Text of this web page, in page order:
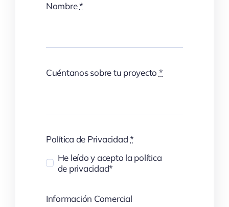
Nombre*
Cuéntanos sobre tu proyecto *
Política de Privacidad*
He leído y acepto la política
de privacidad*
Información Comercial